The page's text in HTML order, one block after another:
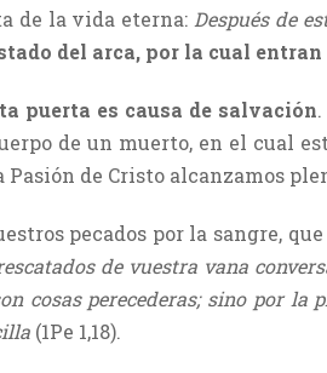
de la vida eterna: Después de
del arca, por la cual
puerta es causa de salvación
de un muerto, en el cual
Pasión de Cristo alcanzamos
pecados por la sangre,
de vuestra vana
cosas perecederas; sino por
(1Pe 1,18).